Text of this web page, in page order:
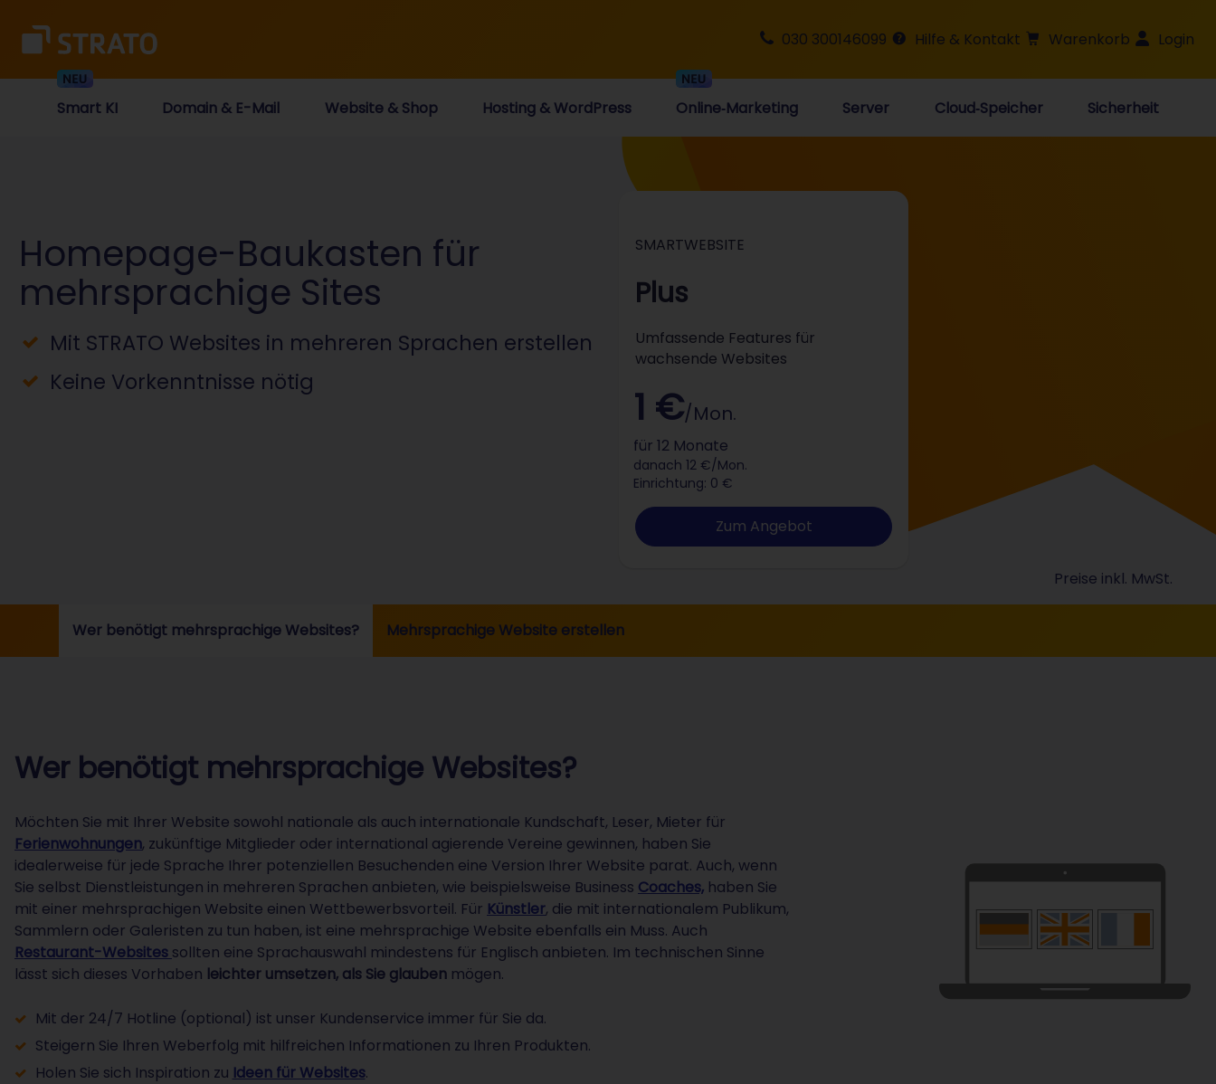
030 300146099 Hilfe & Kontakt Warenkorb Login
Smart KI Domain & E-Mail Website & Shop Hosting & WordPress Online‑Marketing Server Cloud‑Speicher Sicherheit
Homepage-Baukasten für
mehrsprachige Sites
Mit STRATO Websites in mehreren Sprachen erstellen
Keine Vorkenntnisse nötig
SMARTWEBSITE
Plus
Umfassende Features für
wachsende Websites
1 €/Mon.
für 12 Monate
danach 12 €/Mon.
Einrichtung: 0 €
Zum Angebot
Preise inkl. MwSt.
Wer benötigt mehrsprachige Websites? Mehrsprachige Website erstellen
Wer benötigt mehrsprachige Websites?
Möchten Sie mit Ihrer Website sowohl nationale als auch internationale Kundschaft, Leser, Mieter für
Ferienwohnungen, zukünftige Mitglieder oder international agierende Vereine gewinnen, haben Sie
idealerweise für jede Sprache Ihrer potenziellen Besuchenden eine Version Ihrer Website parat. Auch, wenn
Sie selbst Dienstleistungen in mehreren Sprachen anbieten, wie beispielsweise Business Coaches, haben Sie
mit einer mehrsprachigen Website einen Wettbewerbsvorteil. Für Künstler, die mit internationalem Publikum,
Sammlern oder Galeristen zu tun haben, ist eine mehrsprachige Website ebenfalls ein Muss. Auch
Restaurant-Websites sollten eine Sprachauswahl mindestens für Englisch anbieten. Im technischen Sinne
lässt sich dieses Vorhaben leichter umsetzen, als Sie glauben mögen.
Mit der 24/7 Hotline (optional) ist unser Kundenservice immer für Sie da.
Steigern Sie Ihren Weberfolg mit hilfreichen Informationen zu Ihren Produkten.
Holen Sie sich Inspiration zu Ideen für Websites.